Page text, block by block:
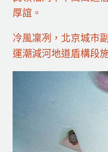
厚誼。
冷風凜冽，北京城市
運潮減河地道盾構段